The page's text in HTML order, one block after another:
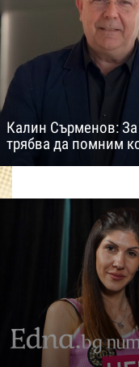
Калин Сърменов:
трябва да помним